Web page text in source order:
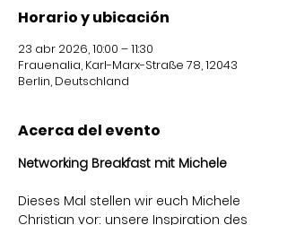
Horario y ubicación
23 abr 2026, 10:00 – 11:30
Frauenalia, Karl-Marx-Straße 78, 12043
Berlin, Deutschland
Acerca del evento
Networking Breakfast mit Michele
Dieses Mal stellen wir euch Michele
Christian vor: unsere Inspiration des